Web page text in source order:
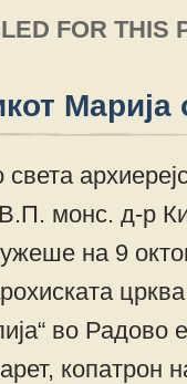
FOR THIS
Марија
монс. д-р
на 9
во Радово
копатрон